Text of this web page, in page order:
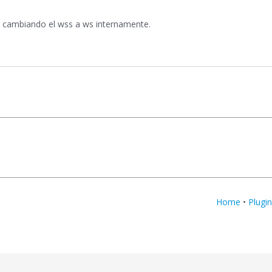
el wss a ws internamente.
Home •